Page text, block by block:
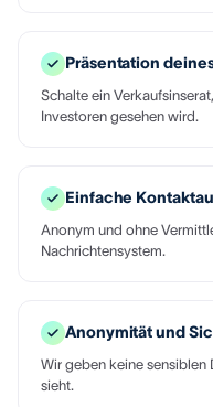
Präsentation
Schalte ein
Investoren gesehen wird.
Einfache
Anonym und ohne
Nachrichtensystem.
Anonymität und
Wir geben keine sensiblen
sieht.